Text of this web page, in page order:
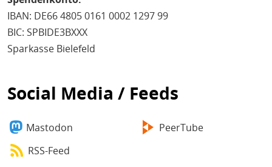
IBAN: DE66 4805 0161 0002 1297 99
BIC: SPBIDE3BXXX
Sparkasse Bielefeld
Social Media / Feeds
Mastodon
PeerTube
RSS-Feed